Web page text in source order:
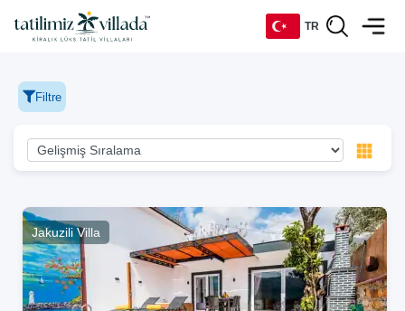
TR
DE
Filtre
Jakuzili Villa